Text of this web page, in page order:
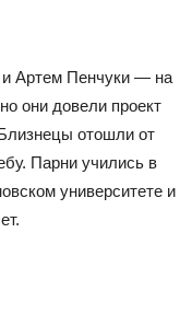
и Артем Пенчуки — на
они довели проект
отошли от
Парни учились в
университете и